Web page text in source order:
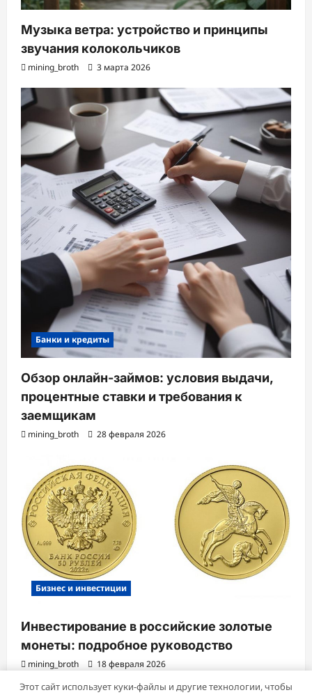
Музыка ветра: устройство и принципы
звучания колокольчиков
mining_broth 3 марта 2026
Банки и кредиты
Обзор онлайн-займов: условия выдачи,
процентные ставки и требования к
заемщикам
mining_broth 28 февраля 2026
Бизнес и инвестиции
Инвестирование в российские золотые
монеты: подробное руководство
mining_broth 18 февраля 2026
Этот сайт использует куки-файлы и другие технологии, чтобы